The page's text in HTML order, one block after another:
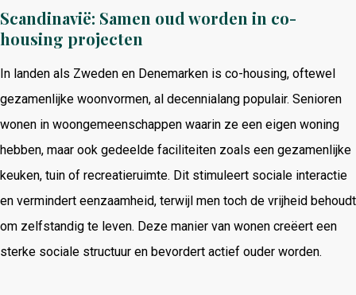
Scandinavië: Samen oud worden in co-
housing projecten
In landen als Zweden en Denemarken is co-housing, oftewel
gezamenlijke woonvormen, al decennialang populair. Senioren
wonen in woongemeenschappen waarin ze een eigen woning
hebben, maar ook gedeelde faciliteiten zoals een gezamenlijke
keuken, tuin of recreatieruimte. Dit stimuleert sociale interactie
en vermindert eenzaamheid, terwijl men toch de vrijheid behoudt
om zelfstandig te leven. Deze manier van wonen creëert een
sterke sociale structuur en bevordert actief ouder worden.